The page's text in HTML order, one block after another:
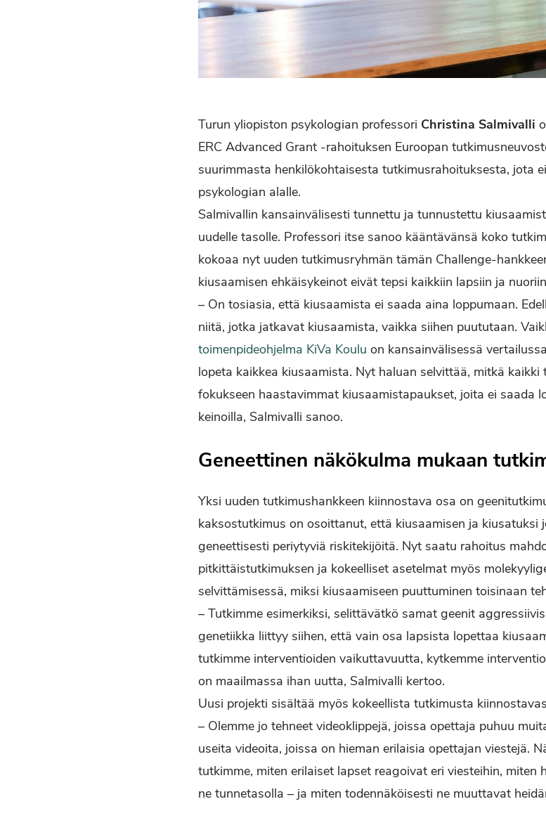
Turun yliopiston psykologian professori Christina Salmivalli
ERC Advanced Grant -rahoituksen Euroopan
suurimmasta henkilökohtaisesta tutkimusrahoituksesta, jota
psykologian alalle.
Salmivallin kansainvälisesti tunnettu ja tunnustettu
uudelle tasolle. Professori itse sanoo kääntävänsä koko
kokoaa nyt uuden tutkimusryhmän tämän Challenge-
kiusaamisen ehkäisykeinot eivät tepsi kaikkiin lapsiin ja
– On tosiasia, että kiusaamista ei saada aina loppumaan.
niitä, jotka jatkavat kiusaamista, vaikka siihen puututaan.
toimenpideohjelma KiVa Koulu on kansainvälisessä
lopeta kaikkea kiusaamista. Nyt haluan selvittää, mitkä
fokukseen haastavimmat kiusaamistapaukset, joita ei saada
keinoilla, Salmivalli sanoo.
Geneettinen näkökulma mukaan
Yksi uuden tutkimushankkeen kiinnostava osa on
kaksostutkimus on osoittanut, että kiusaamisen ja kiusatuksi
geneettisesti periytyviä riskitekijöitä. Nyt saatu rahoitus
pitkittäistutkimuksen ja kokeelliset asetelmat myös
selvittämisessä, miksi kiusaamiseen puuttuminen toisinaan
– Tutkimme esimerkiksi, selittävätkö samat geenit
genetiikka liittyy siihen, että vain osa lapsista lopettaa
tutkimme interventioiden vaikuttavuutta, kytkemme
on maailmassa ihan uutta, Salmivalli kertoo.
Uusi projekti sisältää myös kokeellista tutkimusta
– Olemme jo tehneet videoklippejä, joissa opettaja puhuu
useita videoita, joissa on hieman erilaisia opettajan viestejä.
tutkimme, miten erilaiset lapset reagoivat eri viesteihin,
ne tunnetasolla – ja miten todennäköisesti ne muuttavat